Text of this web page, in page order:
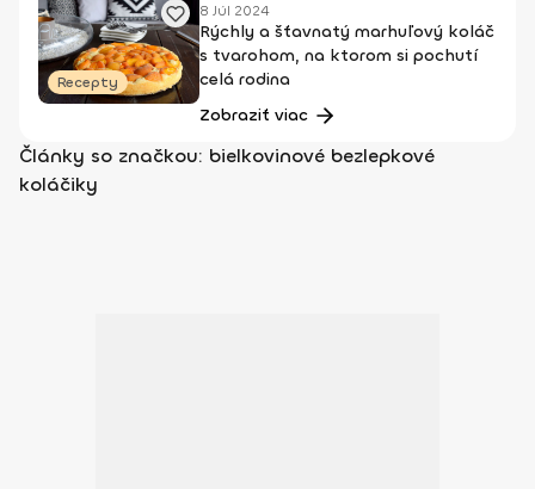
Recepty
8 Júl 2024
Rýchly a šťavnatý marhuľový koláč
s tvarohom, na ktorom si pochutí
celá rodina
Zobraziť viac
Články so značkou: bielkovinové bezlepkové
koláčiky